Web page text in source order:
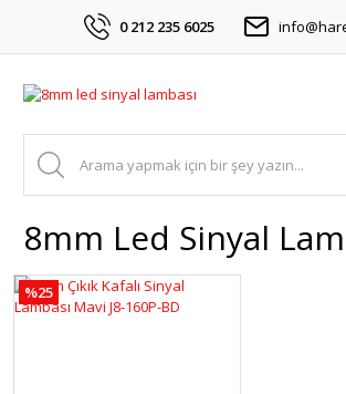
0 212 235 6025
8mm Led Sinyal
%25